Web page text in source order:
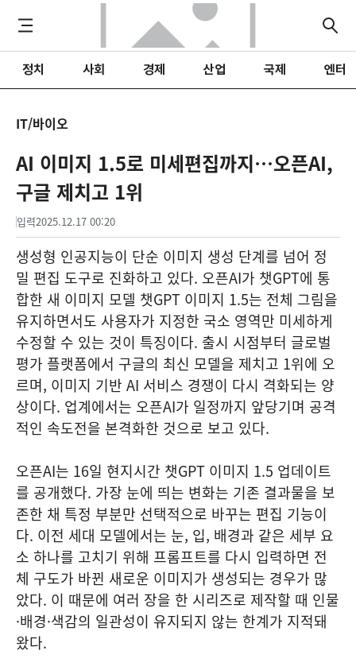
정치 사회 경제 산업 국제 엔터
IT/바이오
AI 이미지 1.5로 미세편집까지…오픈AI,
구글 제치고 1위
입력2025.12.17 00:20
생성형 인공지능이 단순 이미지 생성 단계를 넘어 정
밀 편집 도구로 진화하고 있다. 오픈AI가 챗GPT에 통
합한 새 이미지 모델 챗GPT 이미지 1.5는 전체 그림을
유지하면서도 사용자가 지정한 국소 영역만 미세하게
수정할 수 있는 것이 특징이다. 출시 시점부터 글로벌
평가 플랫폼에서 구글의 최신 모델을 제치고 1위에 오
르며, 이미지 기반 AI 서비스 경쟁이 다시 격화되는 양
상이다. 업계에서는 오픈AI가 일정까지 앞당기며 공격
적인 속도전을 본격화한 것으로 보고 있다.
오픈AI는 16일 현지시간 챗GPT 이미지 1.5 업데이트
를 공개했다. 가장 눈에 띄는 변화는 기존 결과물을 보
존한 채 특정 부분만 선택적으로 바꾸는 편집 기능이
다. 이전 세대 모델에서는 눈, 입, 배경과 같은 세부 요
소 하나를 고치기 위해 프롬프트를 다시 입력하면 전
체 구도가 바뀐 새로운 이미지가 생성되는 경우가 많
았다. 이 때문에 여러 장을 한 시리즈로 제작할 때 인물
·배경·색감의 일관성이 유지되지 않는 한계가 지적돼
왔다.